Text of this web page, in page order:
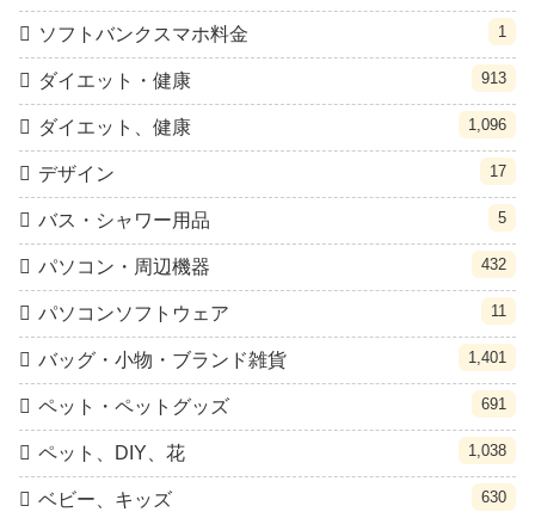
ソフトバンクスマホ料金 1
ダイエット・健康 913
ダイエット、健康 1,096
デザイン 17
バス・シャワー用品 5
パソコン・周辺機器 432
パソコンソフトウェア 11
バッグ・小物・ブランド雑貨 1,401
ペット・ペットグッズ 691
ペット、DIY、花 1,038
ベビー、キッズ 630